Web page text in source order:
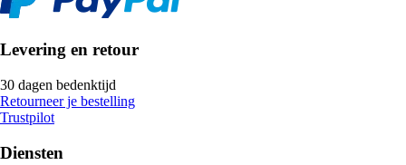
Levering en retour
30 dagen bedenktijd
Retourneer je bestelling
Trustpilot
Diensten